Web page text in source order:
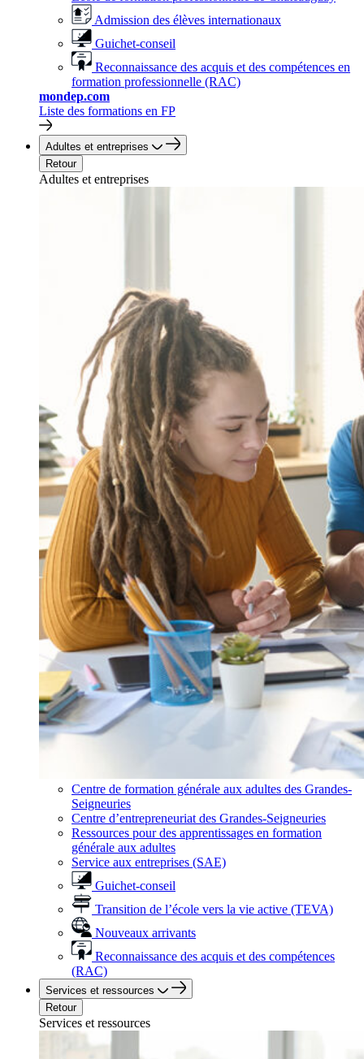
Admission des élèves internationaux
Guichet-conseil
Reconnaissance des acquis et des compétences en
formation professionnelle (RAC)
mondep.com
Liste des formations en FP
Adultes et entreprises
Retour
Adultes et entreprises
Centre de formation générale aux adultes des Grandes-
Seigneuries
Centre d’entrepreneuriat des Grandes-Seigneuries
Ressources pour des apprentissages en formation
générale aux adultes
Service aux entreprises (SAE)
Guichet-conseil
Transition de l’école vers la vie active (TEVA)
Nouveaux arrivants
Reconnaissance des acquis et des compétences
(RAC)
Services et ressources
Retour
Services et ressources